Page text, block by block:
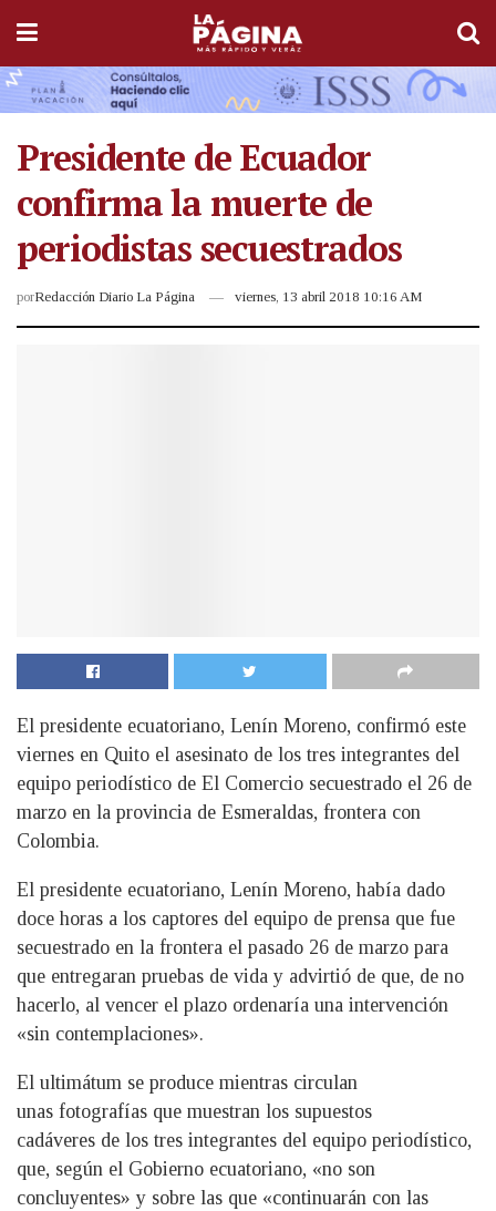
Presidente de Ecuador
confirma la muerte de
periodistas secuestrados
porRedacción Diario La Página viernes, 13 abril 2018 10:16 AM
El presidente ecuatoriano, Lenín Moreno, confirmó este
viernes en Quito el asesinato de los tres integrantes del
equipo periodístico de El Comercio secuestrado el 26 de
marzo en la provincia de Esmeraldas, frontera con
Colombia.
El presidente ecuatoriano, Lenín Moreno, había dado
doce horas a los captores del equipo de prensa que fue
secuestrado en la frontera el pasado 26 de marzo para
que entregaran pruebas de vida y advirtió de que, de no
hacerlo, al vencer el plazo ordenaría una intervención
«sin contemplaciones».
El ultimátum se produce mientras circulan
unas fotografías que muestran los supuestos
cadáveres de los tres integrantes del equipo periodístico,
que, según el Gobierno ecuatoriano, «no son
concluyentes» y sobre las que «continuarán con las